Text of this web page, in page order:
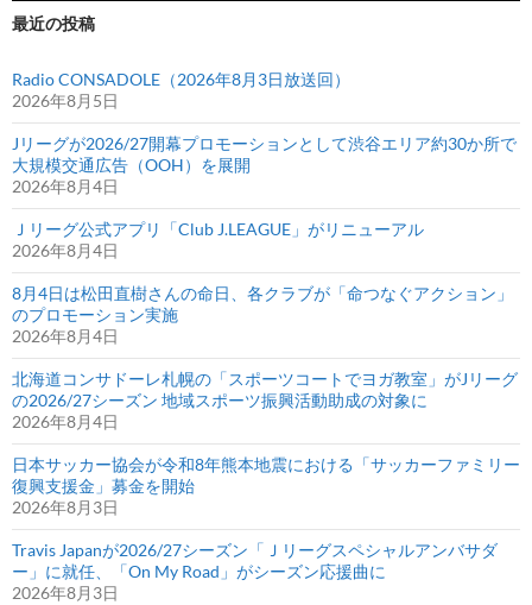
最近の投稿
Radio CONSADOLE（2026年8月3日放送回）
2026年8月5日
Jリーグが2026/27開幕プロモーションとして渋谷エリア約30か所で
大規模交通広告（OOH）を展開
2026年8月4日
Ｊリーグ公式アプリ「Club J.LEAGUE」がリニューアル
2026年8月4日
8月4日は松田直樹さんの命日、各クラブが「命つなぐアクション」
のプロモーション実施
2026年8月4日
北海道コンサドーレ札幌の「スポーツコートでヨガ教室」がJリーグ
の2026/27シーズン 地域スポーツ振興活動助成の対象に
2026年8月4日
日本サッカー協会が令和8年熊本地震における「サッカーファミリー
復興支援金」募金を開始
2026年8月3日
Travis Japanが2026/27シーズン「Ｊリーグスペシャルアンバサダ
ー」に就任、「On My Road」がシーズン応援曲に
2026年8月3日